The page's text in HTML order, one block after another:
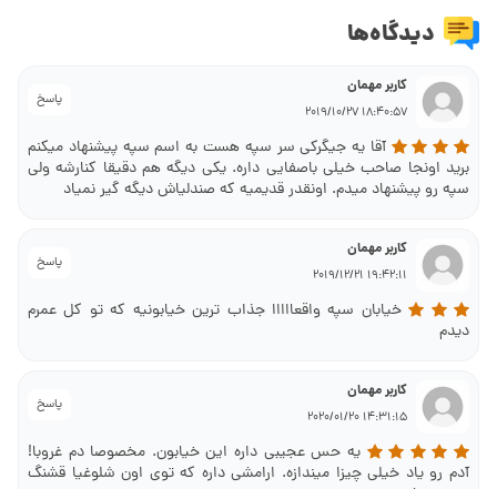
دیدگاه‌ها
پاسخ
کاربر مهمان
18:40:57 2019/10/27
آقا یه جیگرکی سر سپه هست به اسم سپه پیشنهاد میکنم
برید اونجا صاحب خیلی باصفایی داره. یکی دیگه هم دقیقا کنارشه ولی
سپه رو پیشنهاد میدم. اونقدر قدیمیه که صندلیاش دیگه گیر نمیاد
پاسخ
کاربر مهمان
19:42:11 2019/12/21
خیابان سپه واقعااااا جذاب ترین خیابونیه که تو کل عمرم
دیدم
پاسخ
کاربر مهمان
14:31:15 2020/01/20
یه حس عجیبی داره این خیابون. مخصوصا دم غروبا!
آدم رو یاد خیلی چیزا میندازه. ارامشی داره که توی اون شلوغیا قشنگ